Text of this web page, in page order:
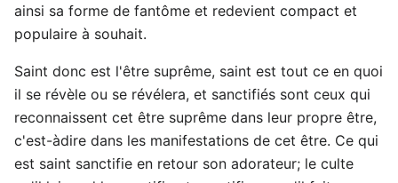
ainsi sa forme de fantôme et redevient compact et
populaire à souhait.
Saint donc est l'être suprême, saint est tout ce en quoi
il se révèle ou se révélera, et sanctifiés sont ceux qui
reconnaissent cet être suprême dans leur propre être,
c'est-àdire dans les manifestations de cet être. Ce qui
est saint sanctifie en retour son adorateur; le culte